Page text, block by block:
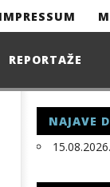
IMPRESSUM
REPORTAŽE
NAJAVE
15.08.2026.